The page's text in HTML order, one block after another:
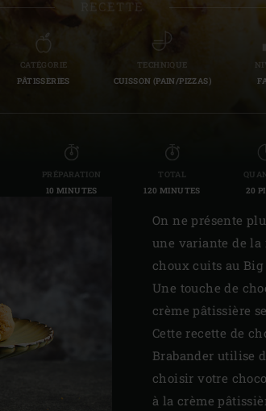
Spain | España
Switzerland |
Turkey | Türkiye
RECETTE
CATÉGORIE
PÂTISSERIES
TECHNIQUE
CUISSON (PAIN/PIZZAS)
PRÉPARATION
10 MINUTES
TOTAL
120 MINUTES
20
On ne présente
une variante de la
choux cuits au Big
Une touche de
crème pâtissière
Cette recette de
Brabander utilise
choisir votre
à la crème